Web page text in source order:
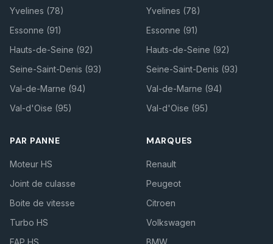
Yvelines (78)
Essonne (91)
Hauts-de-Seine (92)
Seine-Saint-Denis (93)
Val-de-Marne (94)
Val-d'Oise (95)
Yvelines (78)
Essonne (91)
Hauts-de-Seine (92)
Seine-Saint-Denis (93)
Val-de-Marne (94)
Val-d'Oise (95)
PAR PANNE
Moteur HS
Joint de culasse
Boite de vitesse
Turbo HS
FAP HS
MARQUES
Renault
Peugeot
Citroen
Volkswagen
BMW